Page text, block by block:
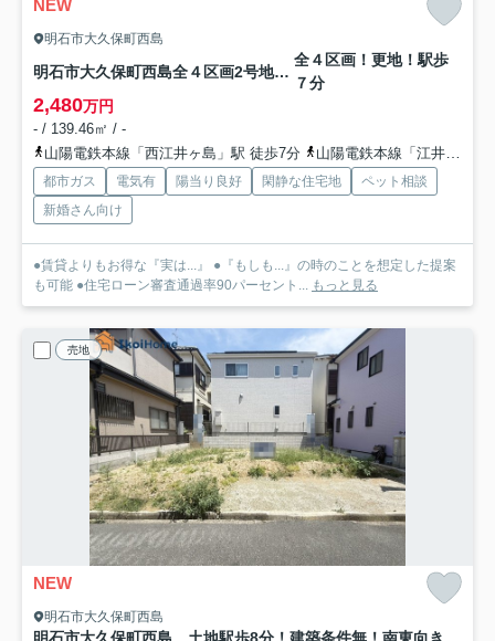
NEW
明石市大久保町西島
明石市大久保町西島全４区画2号地 土地
全４区画！更地！駅歩
７分
2,480万円
- / 139.46㎡ / -
山陽電鉄本線「西江井ヶ島」駅 徒歩7分
山陽電鉄本線「江井ヶ島」駅 徒歩14分
都市ガス 電気有 陽当り良好 閑静な住宅地
ペット相談
新婚さん向け
●賃貸よりもお得な『実は...』 ●『もしも...』の時のことを想定した提案
も可能 ●住宅ローン審査通過率90パーセント... もっと見る
売地
NEW
明石市大久保町西島